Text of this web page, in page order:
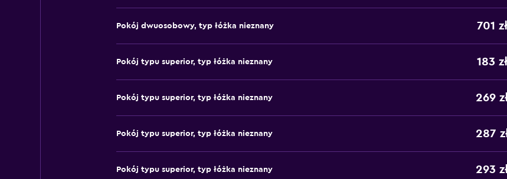
Pokój dwuosobowy, typ łóżka nieznany 701
Pokój typu superior, typ łóżka nieznany 183
Pokój typu superior, typ łóżka nieznany 269
Pokój typu superior, typ łóżka nieznany 287
Pokój typu superior, typ łóżka nieznany 293